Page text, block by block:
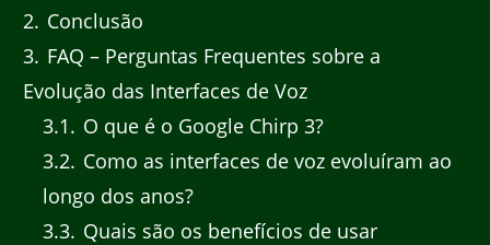
2 Conclusão
3 FAQ – Perguntas Frequentes sobre a
Evolução das Interfaces de Voz
3.1
O que é o Google Chirp 3?
3.2 Como as interfaces de voz evoluíram ao
longo dos anos?
3.3 Quais são os benefícios de usar